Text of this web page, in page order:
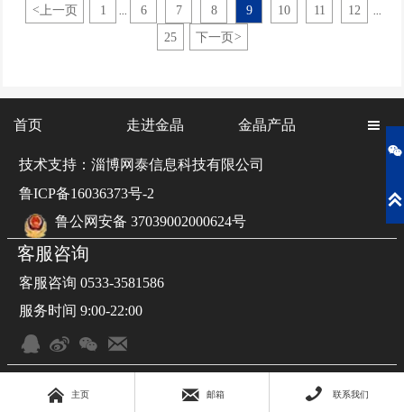
<上一页 1 ... 6 7 8 9 10 11 12 ...
25 下一页 >
首页 走进金晶 金晶产品 
技术支持：淄博网泰信息科技有限公司
鲁ICP备16036373号-2
鲁公网安备 37039002000624号
客服咨询
客服咨询 0533-3581586
服务时间 9:00-22:00
   
 主页  邮箱  联系我们

